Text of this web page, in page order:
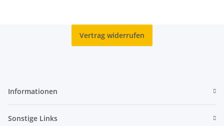
Vertrag widerrufen
Informationen
Sonstige Links